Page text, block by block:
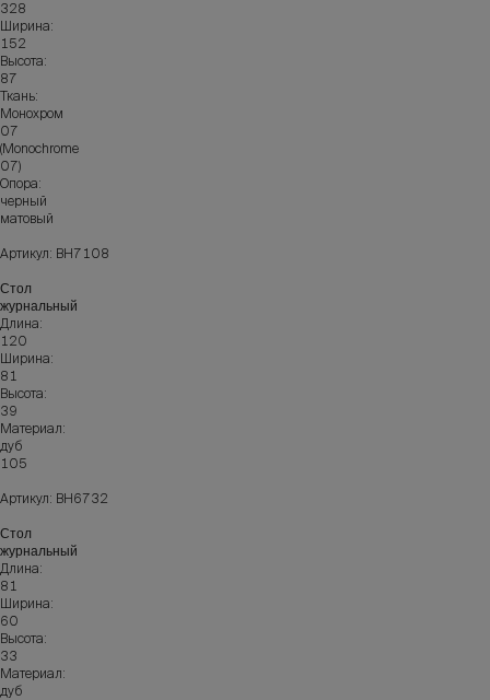
328
Ширина:
152
Высота:
87
Ткань:
Монохром
07
(Monochrome
07)
Опора:
черный
матовый
Артикул: ВН7108
Стол
журнальный
Длина:
120
Ширина:
81
Высота:
39
Материал:
дуб
105
Артикул: ВН6732
Стол
журнальный
Длина:
81
Ширина:
60
Высота:
33
Материал:
дуб